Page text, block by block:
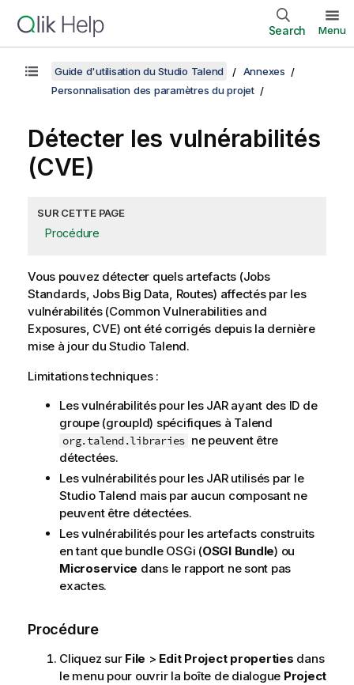
Search Menu
Guide d'utilisation du Studio Talend
Annexes
Personnalisation des paramètres du projet
Détecter les vulnérabilités
(CVE)
SUR CETTE PAGE
Procédure
Vous pouvez détecter quels artefacts (Jobs
Standards, Jobs Big Data, Routes) affectés par les
vulnérabilités (Common Vulnerabilities and
Exposures, CVE) ont été corrigés depuis la dernière
mise à jour duStudio Talend.
Limitations techniques :
Les vulnérabilités pour les JAR ayant des ID de
groupe (groupId) spécifiques à Talend
org.talend.libraries ne peuvent être
détectées.
Les vulnérabilités pour les JAR utilisés par le
Studio Talend mais par aucun composant ne
peuvent être détectées.
Les vulnérabilités pour les artefacts construits
en tant que bundle OSGi (OSGI Bundle) ou
Microservice dans le rapport ne sont pas
exactes.
Procédure
Cliquez sur File > Edit Project properties dans
le menu pour ouvrir la boîte de dialogue Project